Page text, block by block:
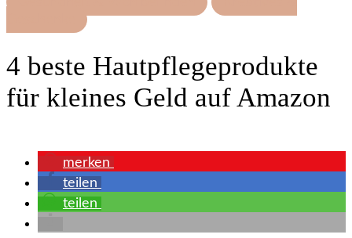
4 beste Hautpflegeprodukte
für kleines Geld auf Amazon
merken
teilen
teilen